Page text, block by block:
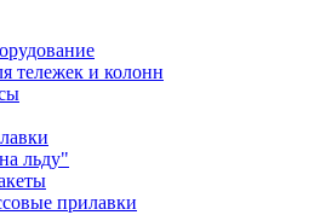
тележек и колонн
льду"
прилавки